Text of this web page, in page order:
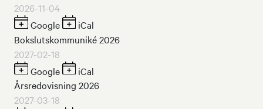
2026-11-04
Google
iCal
Bokslutskommuniké 2026
2027-02-18
Google
iCal
Årsredovisning 2026
2027-03-18